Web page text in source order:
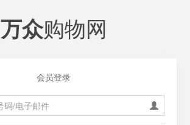
万众购物网
会员登录